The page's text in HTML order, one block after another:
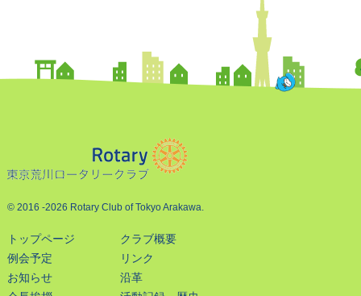
© 2016 -2026 Rotary Club of Tokyo Arakawa.
トップページ
例会予定
お知らせ
クラブ概要
リンク
沿革